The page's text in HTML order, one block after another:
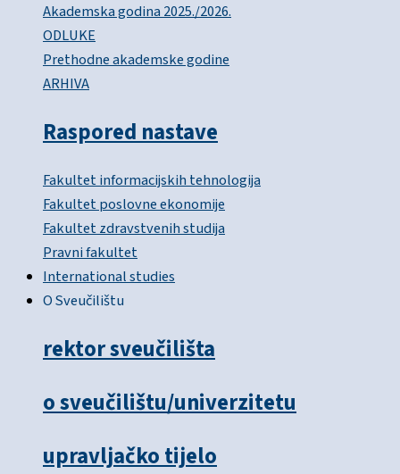
Akademska godina 2025./2026.
ODLUKE
Prethodne akademske godine
ARHIVA
Raspored nastave
Fakultet informacijskih tehnologija
Fakultet poslovne ekonomije
Fakultet zdravstvenih studija
Pravni fakultet
International studies
O Sveučilištu
rektor sveučilišta
o sveučilištu/univerzitetu
upravljačko tijelo